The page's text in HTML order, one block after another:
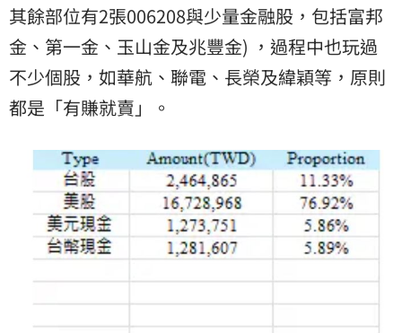
其餘部位有2張006208與少量金融股，包括富邦
金、第一金、玉山金及兆豐金) ，過程中也玩過
不少個股，如華航、聯電、長榮及緯穎等，原則
都是「有賺就賣」。